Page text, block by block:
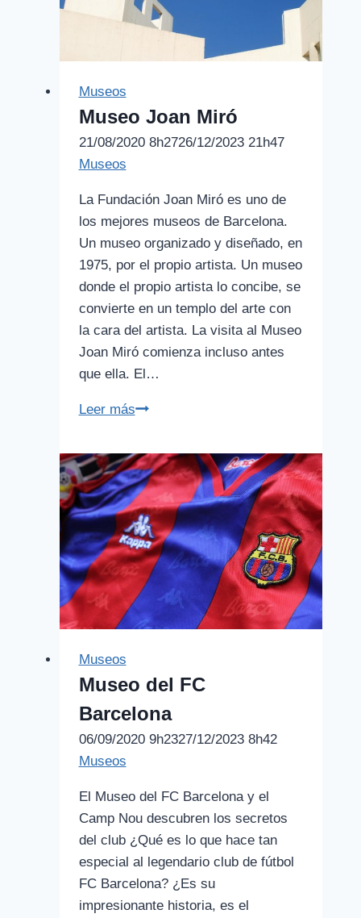
Museos
Museo Joan Miró
21/08/2020 8h2726/12/2023 21h47
Museos
La Fundación Joan Miró es uno de
los mejores museos de Barcelona.
Un museo organizado y diseñado, en
1975, por el propio artista. Un museo
donde el propio artista lo concibe, se
convierte en un templo del arte con
la cara del artista. La visita al Museo
Joan Miró comienza incluso antes
que ella. El…
Leer másMuseo
Miró
Museos
Museo del FC
Barcelona
06/09/2020 9h2327/12/2023 8h42
Museos
El Museo del FC Barcelona y el
Camp Nou descubren los secretos
del club ¿Qué es lo que hace tan
especial al legendario club de fútbol
FC Barcelona? ¿Es su
impresionante historia, es el